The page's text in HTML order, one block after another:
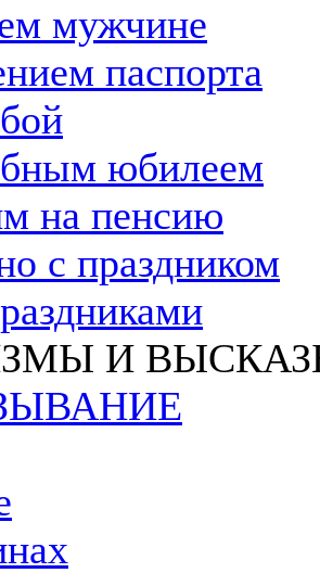
мужчине
паспорта
юбилеем
на пенсию
с праздником